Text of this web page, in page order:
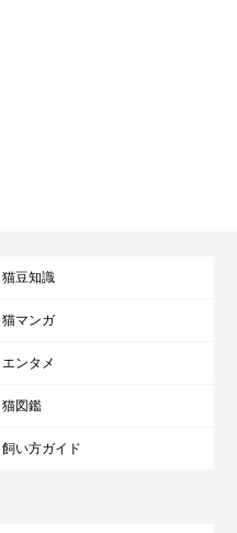
猫豆知識
猫マンガ
エンタメ
猫図鑑
飼い方ガイド